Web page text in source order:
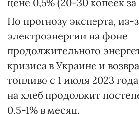
цене 0,5% (20-30 копеек за
По прогнозу эксперта,
электроэнергии на фоне
продолжительного
кризиса в Украине и
топливо с 1 июля 2023
на хлеб продолжит
0,5-1% в месяц.